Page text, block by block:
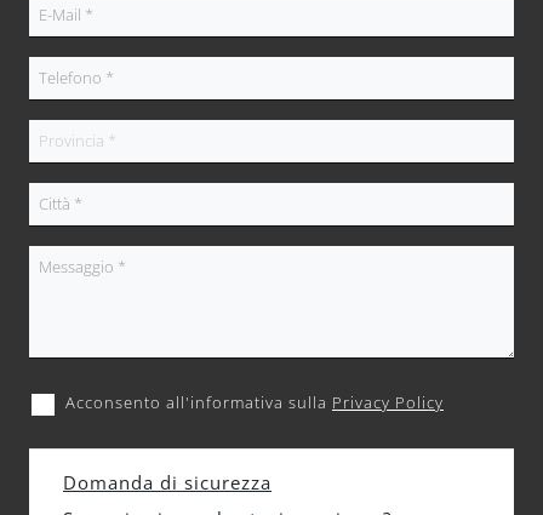
Acconsento all'informativa sulla Privacy Policy
Domanda di sicurezza